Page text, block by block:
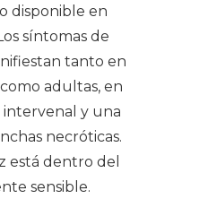
disponible en
síntomas de
tanto en
adultas, en
intervenal y una
necróticas.
está dentro del
sensible.